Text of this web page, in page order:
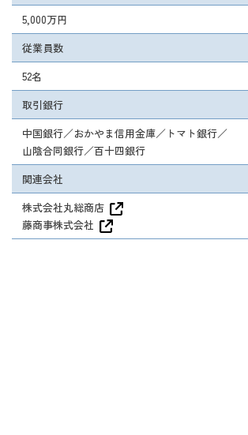
5,000万円
従業員数
52名
取引銀行
中国銀行／おかやま信用金庫／トマト銀行／
山陰合同銀行／百十四銀行
関連会社
株式会社丸総商店
藤商事株式会社